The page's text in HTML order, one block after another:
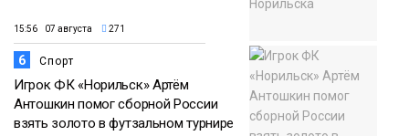
15:56 07 августа 271
6 Спорт
Игрок ФК «Норильск» Артём
Антошкин помог сборной России
взять золото в футзальном турнире